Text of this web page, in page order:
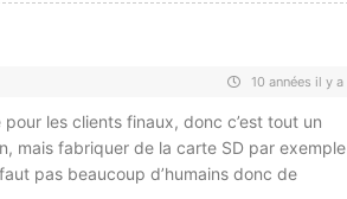
10 années il y a
les clients finaux, donc c’est tout un
mais fabriquer de la carte SD par exemple
pas beaucoup d’humains donc de